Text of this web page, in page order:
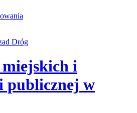
i
publicznej w